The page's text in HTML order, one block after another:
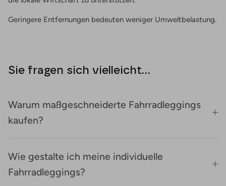
Geringere Entfernungen bedeuten weniger Umweltbelastung.
Sie fragen sich vielleicht...
Warum maßgeschneiderte Fahrradleggings
kaufen?
Wie gestalte ich meine individuelle
Fahrradleggings?